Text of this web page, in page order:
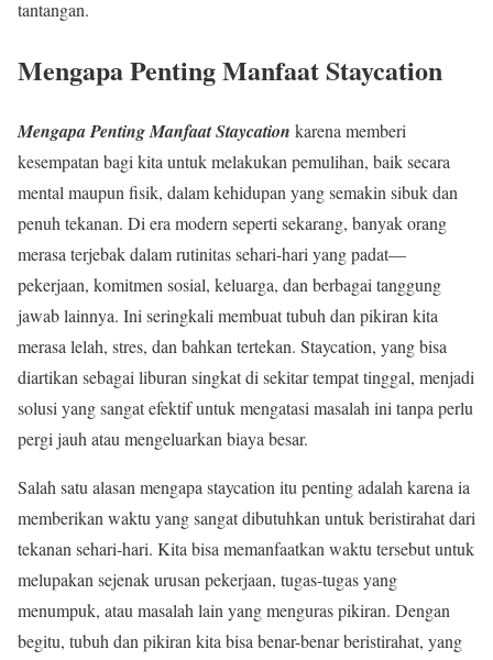
tantangan.
Mengapa Penting Manfaat Staycation
Mengapa Penting Manfaat Staycation karena memberi
kesempatan bagi kita untuk melakukan pemulihan, baik secara
mental maupun fisik, dalam kehidupan yang semakin sibuk dan
penuh tekanan. Di era modern seperti sekarang, banyak orang
merasa terjebak dalam rutinitas sehari-hari yang padat—
pekerjaan, komitmen sosial, keluarga, dan berbagai tanggung
jawab lainnya. Ini seringkali membuat tubuh dan pikiran kita
merasa lelah, stres, dan bahkan tertekan. Staycation, yang bisa
diartikan sebagai liburan singkat di sekitar tempat tinggal, menjadi
solusi yang sangat efektif untuk mengatasi masalah ini tanpa perlu
pergi jauh atau mengeluarkan biaya besar.
Salah satu alasan mengapa staycation itu penting adalah karena ia
memberikan waktu yang sangat dibutuhkan untuk beristirahat dari
tekanan sehari-hari. Kita bisa memanfaatkan waktu tersebut untuk
melupakan sejenak urusan pekerjaan, tugas-tugas yang
menumpuk, atau masalah lain yang menguras pikiran. Dengan
begitu, tubuh dan pikiran kita bisa benar-benar beristirahat, yang